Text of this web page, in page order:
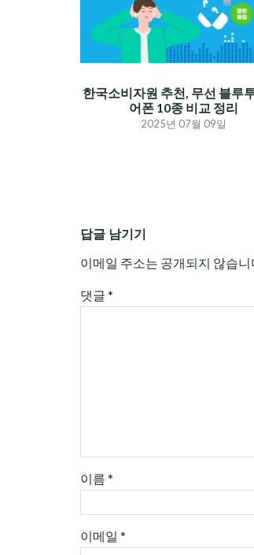
한국소비자원 추천, 무선 블루
어폰 10종 비교 정리
2025년 07월 09일
답글 남기기
이메일 주소는 공개되지 않습니
댓글 *
이름 *
이메일 *